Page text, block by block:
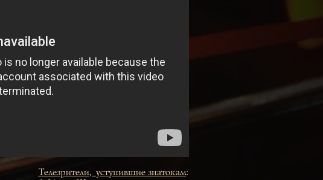
Телезрители,уступившие знатокам: